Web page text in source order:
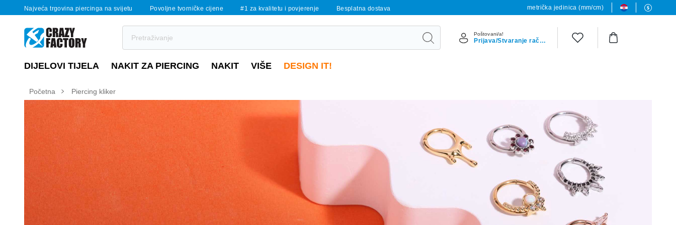
Najveća trgovina piercinga na svijetu Povoljne tvorničke cijene #1 za kvalitetu i povjerenje Besplatna dostava metrička jedinica (mm/cm)
Poštovani/a!
Prijava/Stvaranje računa
DIJELOVI TIJELA NAKIT ZA PIERCING NAKIT VIŠE DESIGN IT!
Početna Piercing kliker